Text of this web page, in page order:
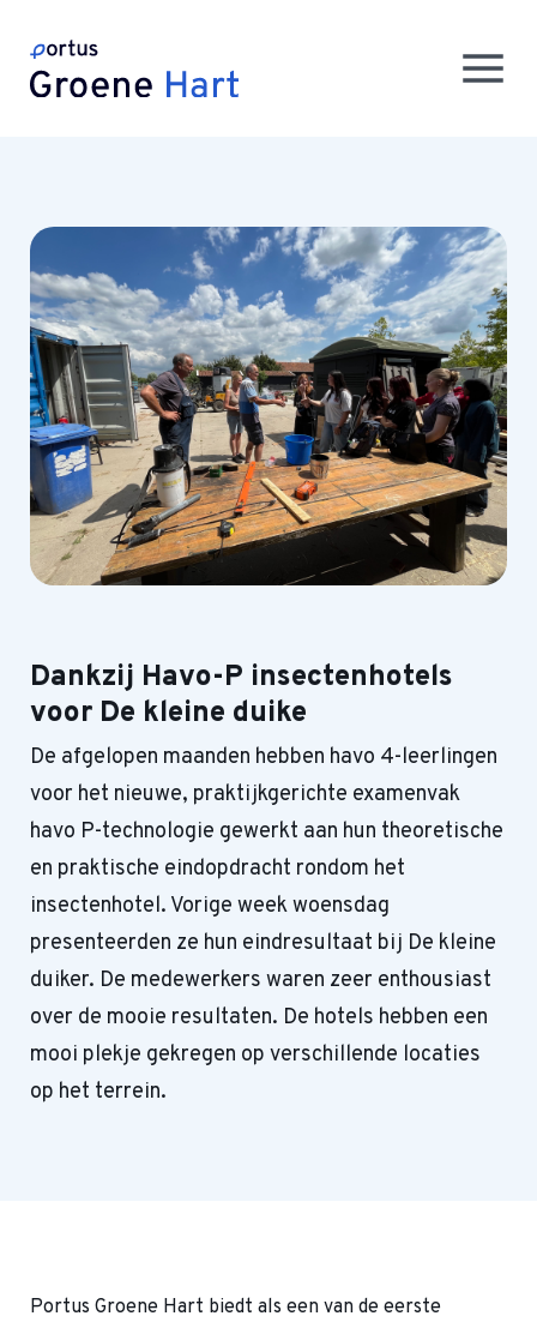
Dankzij Havo-P insectenhotels
voor De kleine duike
De afgelopen maanden hebben havo 4-leerlingen
voor het nieuwe, praktijkgerichte examenvak
havo P-technologie gewerkt aan hun theoretische
en praktische eindopdracht rondom het
insectenhotel. Vorige week woensdag
presenteerden ze hun eindresultaat bij De kleine
duiker. De medewerkers waren zeer enthousiast
over de mooie resultaten. De hotels hebben een
mooi plekje gekregen op verschillende locaties
op het terrein.
Portus Groene Hart biedt als een van de eerste